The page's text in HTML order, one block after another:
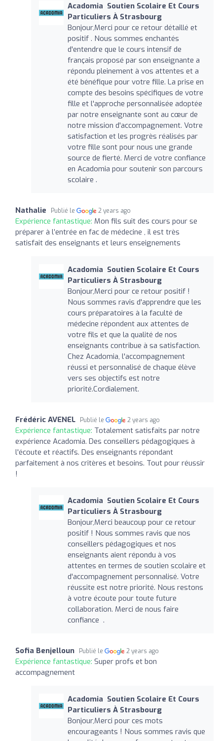
Acadomia ‍ Soutien Scolaire Et Cours
Particuliers À Strasbourg
Bonjour,Merci pour ce retour détaillé et
positif . Nous sommes enchantés
d'entendre que le cours intensif de
français proposé par son enseignante a
répondu pleinement à vos attentes et a
été bénéfique pour votre fille. La prise en
compte des besoins spécifiques de votre
fille et l'approche personnalisée adoptée
par notre enseignante sont au cœur de
notre mission d'accompagnement. Votre
satisfaction et les progrès réalisés par
votre fille sont pour nous une grande
source de fierté. Merci de votre confiance
en Acadomia pour soutenir son parcours
scolaire .
Nathalie Publié le 2 years ago
Expérience fantastique: Mon fils suit des cours pour se
préparer à l’entrée en fac de médecine , il est très
satisfait des enseignants et leurs enseignements
Acadomia ‍ Soutien Scolaire Et Cours
Particuliers À Strasbourg
Bonjour,Merci pour ce retour positif !
Nous sommes ravis d'apprendre que les
cours préparatoires à la faculté de
médecine répondent aux attentes de
votre fils et que la qualité de nos
enseignants contribue à sa satisfaction.
Chez Acadomia, l'accompagnement
réussi et personnalisé de chaque élève
vers ses objectifs est notre
priorité.Cordialement.
Frédéric AVENEL Publié le 2 years ago
Expérience fantastique: Totalement satisfaits par notre
expérience Acadomia. Des conseillers pédagogiques à
l'écoute et réactifs. Des enseignants répondant
parfaitement à nos critères et besoins. Tout pour réussir
!
Acadomia ‍ Soutien Scolaire Et Cours
Particuliers À Strasbourg
Bonjour,Merci beaucoup pour ce retour
positif ! Nous sommes ravis que nos
conseillers pédagogiques et nos
enseignants aient répondu à vos
attentes en termes de soutien scolaire et
d'accompagnement personnalisé. Votre
réussite est notre priorité. Nous restons
à votre écoute pour toute future
collaboration. Merci de nous faire
confiance .
Sofia Benjelloun Publié le 2 years ago
Expérience fantastique: Super profs et bon
accompagnement
Acadomia ‍ Soutien Scolaire Et Cours
Particuliers À Strasbourg
Bonjour,Merci pour ces mots
encourageants ! Nous sommes ravis que